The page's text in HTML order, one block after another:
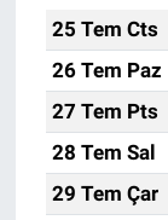
25 Tem Cts
26 Tem Paz
27 Tem Pts
28 Tem Sal
29 Tem Çar